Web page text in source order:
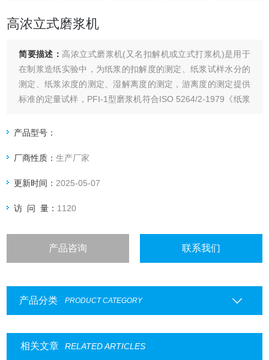
高浓立式磨浆机
简要描述： 高浓立式磨浆机(又名扣解机或立式打浆机)是用于
在制浆造纸实验中，为纸浆的扣解度的测定、纸浆试样水分的
测定、纸浆浓度的测定、湿解离度的测定，游离度的测定提供
标准的定量试样，PFI-1型磨浆机符合ISO 5264/2-1979《纸浆
TAPPIT248所规定的实验标准。
产品型号：
厂商性质：生产厂家
更新时间： 2025-05-07
访 问 量： 1120
产品咨询 联系我们
产品分类 PRODUCT CATEGORY
相关文章 RELATED ARTICLES